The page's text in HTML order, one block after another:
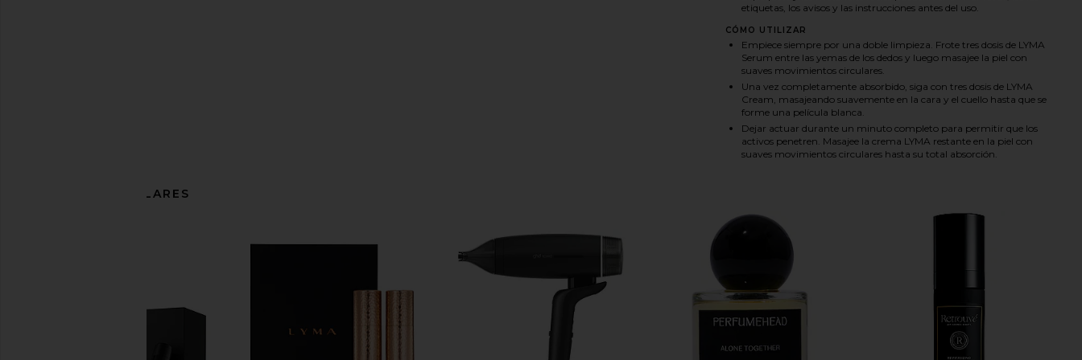
etiquetas, los avisos y las instrucciones antes del uso.
CÓMO UTILIZAR
Empiece siempre por una doble limpieza. Frote tres dosis de LYMA
Serum entre las yemas de los dedos y luego masajee la piel con
suaves movimientos circulares.
Una vez completamente absorbido, siga con tres dosis de LYMA
Cream, masajeando suavemente en la cara y el cuello hasta que se
forme una película blanca.
Dejar actuar durante un minuto completo para permitir que los
activos penetren. Masajee la crema LYMA restante en la piel con
suaves movimientos circulares hasta su total absorción.
ARTÍCULOS SIMILARES